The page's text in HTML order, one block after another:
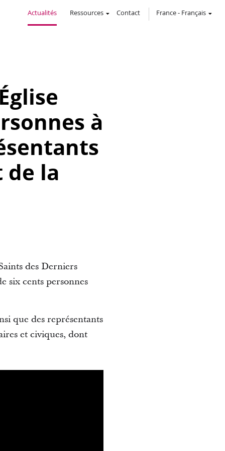
Actualités Ressources Contact France- Français
à
de la
des Derniers
six cents personnes
que des représentants
et civiques, dont